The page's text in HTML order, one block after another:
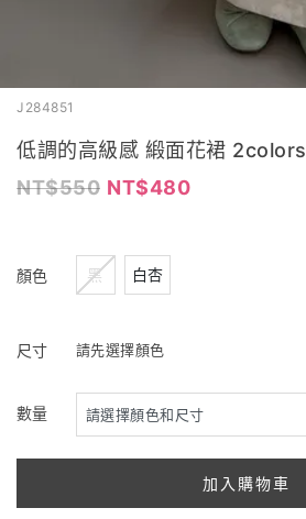
J284851
低調的高級感 緞面花裙 2colors
550
480
顏色 黑 白杏
尺寸 請先選擇顏色
數量
加入購物車